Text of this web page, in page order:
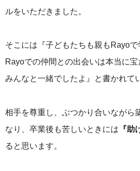
ルをいただきました。
そこには『子どもたちも親もRayoで
Rayoでの仲間との出会いは本当に
みんなと一緒でしたよ』と書かれて
相手を尊重し、ぶつかり合いながら
なり、卒業後も苦しいときには 『助
ると思います。